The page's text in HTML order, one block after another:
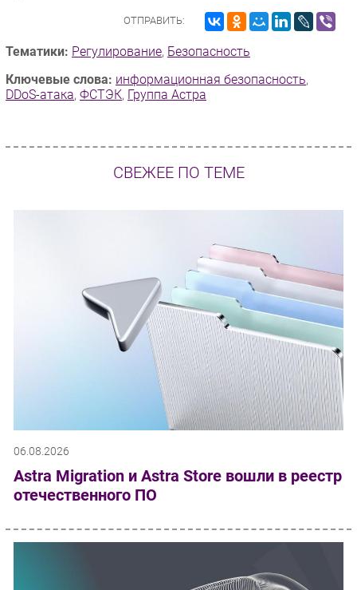
ОТПРАВИТЬ:
Тематики: Регулирование, Безопасность
Ключевые слова: информационная безопасность,
DDoS-атака, ФСТЭК, Группа Астра
СВЕЖЕЕ ПО ТЕМЕ
06.08.2026
Astra Migration и Astra Store вошли в реестр
отечественного ПО